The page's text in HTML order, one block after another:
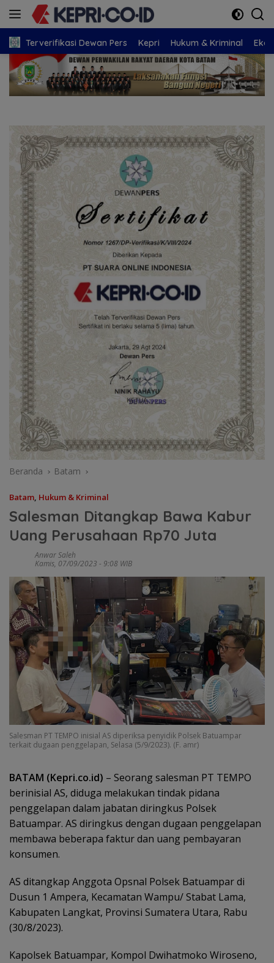
Langsung
Terverifikasi Dewan Pers Kepri Hukum & Kriminal
Beranda Batam
Batam, Hukum & Kriminal
Salesman Ditangkap Bawa Kabur
Uang Perusahaan Rp70 Juta
Anwar Saleh
Kamis, 07/09/2023 - 9:08 WIB
Salesman PT TEMPO inisial AS diperiksa penyidik Polsek Batuampar
terkait dugaan penggelapan, Selasa (5/9/2023). (F. amr)
BATAM (Kepri.co.id) – Seorang salesman PT TEMPO
berinisial AS, diduga melakukan tindak pidana
penggelapan dalam jabatan diringkus Polsek
Batuampar. AS diringkus dengan dugaan penggelapan
membawa beberapa faktur dan uang pembayaran
konsumen.
AS ditangkap Anggota Opsnal Polsek Batuampar di
Dusun 1 Ampera, Kecamatan Wampu/ Stabat Lama,
Kabupaten Langkat, Provinsi Sumatera Utara, Rabu
(30/8/2023).
Kapolsek Batuampar, Kompol Dwihatmoko Wiroseno,